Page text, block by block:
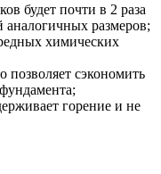
будет почти в 2 раза
размеров;
химических
сэкономить
горение и не